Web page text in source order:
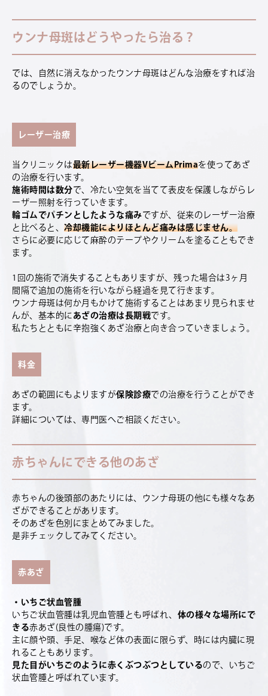
ウンナ母斑はどうやったら治る？
では、自然に消えなかったウンナ母斑はどんな治療をすれば治
るのでしょうか。
レーザー治療
当クリニックは最新レーザー機器VビームPrimaを使ってあざ
の治療を行います。
施術時間は数分で、冷たい空気を当てて表皮を保護しながらレ
ーザー照射を行っていきます。
輪ゴムでパチンとしたような痛みですが、従来のレーザー治療
と比べると、 冷却機能によりほとんど痛みは感じません。
さらに必要に応じて麻酔のテープやクリームを塗ることもでき
ます。
1回の施術で消失することもありますが、残った場合は3ヶ月
間隔で追加の施術を行いながら経過を見て行きます。
ウンナ母斑は何か月もかけて施術することはあまり見られませ
んが、基本的に あざの治療は長期戦です。
私たちとともに辛抱強くあざ治療と向き合っていきましょう。
料金
あざの範囲にもよりますが保険診療での治療を行うことができ
ます。
詳細については、専門医へご相談ください。
赤ちゃんにできる他のあざ
赤ちゃんの後頭部のあたりには、ウンナ母斑の他にも様々なあ
ざができることがあります。
そのあざを色別にまとめてみました。
是非チェックしてみてください。
赤あざ
・いちご状血管腫
いちご状血管腫は乳児血管腫とも呼ばれ、 体の様々な場所にで
きる赤あざ ( 良性の腫瘍)です。
主に顔や頭、手足、喉など体の表面に限らず、時には内臓に現
れることもあります。
見た目がいちごのように赤くぶつぶつとしているので、いちご
状血管腫と呼ばれています。